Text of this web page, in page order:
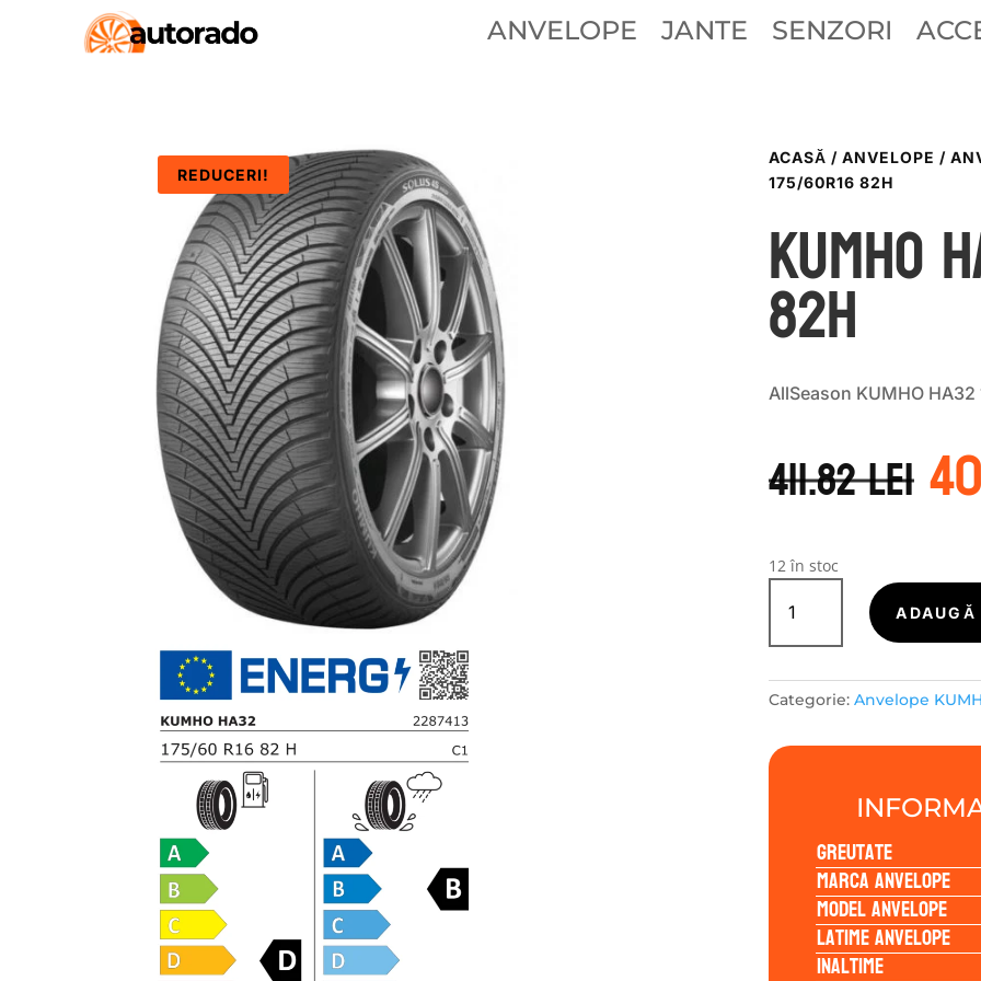
ANVELOPE JANTE SENZORI
REDUCERI!
ACASĂ / ANVELOPE /
175/60R16 82H
Kumho
82H
AllSeason KUMHO
411.82leia
12 în stoc
Cantitate
Kumho
HA32
82H
ADAUGĂ
Categorie: Anvelope
Greutate
Marca anvelope
Model anvelope
Latime anvelope
Inaltime